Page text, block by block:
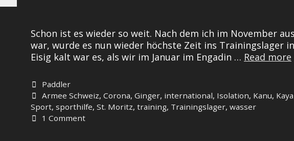
Schon ist es wieder so weit. Nach dem ich im November
war, wurde es nun wieder höchste Zeit ins Trainingslager
Eisig kalt war es, als wir im Januar im Engadin … Read more
Categories
Paddler
Tags
Armee Schweiz,Corona,Ginger, international, Isolation, Kanu,
Sport, sporthilfe, St. Moritz, training, Trainingslager, wasser
1 Comment